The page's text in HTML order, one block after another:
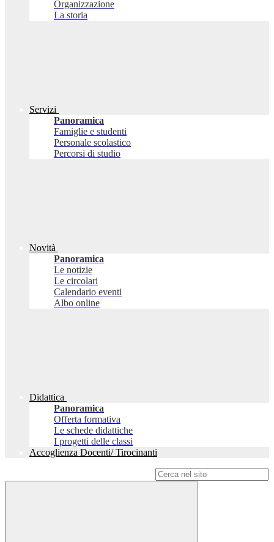
Organizzazione
La storia
Servizi
Panoramica
Famiglie e studenti
Personale scolastico
Percorsi di studio
Novità
Panoramica
Le notizie
Le circolari
Calendario eventi
Albo online
Didattica
Panoramica
Offerta formativa
Le schede didattiche
I progetti delle classi
Accoglienza Docenti/ Tirocinanti